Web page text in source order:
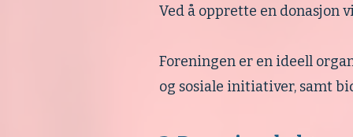
Ved å opprette en donasjon
Foreningen er en ideell
og sosiale initiativer, samt